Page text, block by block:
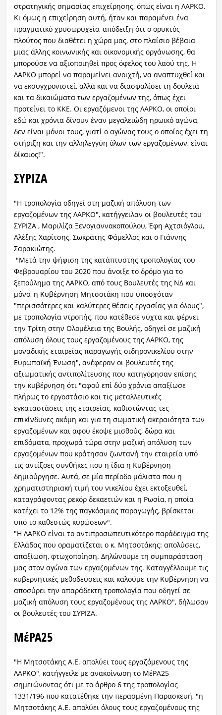
στρατηγικής σημασίας επιχείρησης, όπως είναι η ΛΑΡΚΟ.
Κι όμως η επιχείρηση αυτή, ήταν και παραμένει ένα
πραγματικό χρυσωρυχείο, απόδειξη ότι ο ορυκτός
πλούτος που διαθέτει η χώρα μας, στο πλαίσιο βέβαια
μιας άλλης κοινωνικής και οικονομικής οργάνωσης, θα
μπορούσε να αξιοποιηθεί προς όφελος του λαού της. Η
ΛΑΡΚΟ μπορεί να παραμείνει ανοιχτή, να αναπτυχθεί και
να εκσυγχρονιστεί, αλλά και να διασφαλίσει τη δουλειά
και τα δικαιώματα των εργαζομένων της, όπως έχει
προτείνει το ΚΚΕ. Οι εργαζόμενοι της ΛΑΡΚΟ, οι οποίοι
εδώ και χρόνια δίνουν έναν μεγαλειώδη ηρωικό αγώνα,
δεν είναι μόνοι τους, γιατί ο αγώνας τους ο οποίος έχει τη
στήριξη και την αλληλεγγύη όλων των εργαζομένων, είναι
δίκαιος!".
ΣΥΡΙΖΑ
"Η τροπολογία οδηγεί στη μαζική απόλυση των
εργαζομένων της ΛΑΡΚΟ", κατήγγειλαν οι βουλευτές του
ΣΥΡΙΖΑ , Μαριλίζα Ξενογιαννακοπούλου, Έφη Αχτσιόγλου,
Αλέξης Χαρίτσης, Σωκράτης Φάμελλος και ο Γιάννης
Σαρακιώτης.
"Μετά την ψήφιση της κατάπτυστης τροπολογίας του
Φεβρουαρίου του 2020 που άνοιξε το δρόμο για το
ξεπούλημα της ΛΑΡΚΟ, από τους Βουλευτές της ΝΔ και
μόνο, η Κυβέρνηση Μητσοτάκη που υποσχόταν
"περισσότερες και καλύτερες θέσεις εργασίας για όλους",
με τροπολογία ντροπής, που κατέθεσε νύχτα και φέρνει
την Τρίτη στην Ολομέλεια της Βουλής, οδηγεί σε μαζική
απόλυση όλους τους εργαζομένους της ΛΑΡΚΟ, της
μοναδικής εταιρείας παραγωγής σιδηρονικελίου στην
Ευρωπαϊκή Ένωση", ανέφεραν οι βουλευτές της
αξιωματικής αντιπολίτευσης που κατηγόρησαν επίσης
την κυβέρνηση ότι "αφού επί δύο χρόνια απαξίωσε
πλήρως το εργοστάσιο και τις μεταλλευτικές
εγκαταστάσεις της εταιρείας, καθιστώντας τες
επικίνδυνες ακόμη και για τη σωματική ακεραιότητα των
εργαζομένων και αφού έκοψε μισθούς, δώρα και
επιδόματα, προχωρά τώρα στην μαζική απόλυση των
εργαζομένων που κράτησαν ζωντανή την εταιρεία υπό
τις αντίξοες συνθήκες που η ίδια η Κυβέρνηση
δημιούργησε. Αυτά, σε μία περίοδο μάλιστα που η
χρηματιστηριακή τιμή του νικελίου έχει εκτοξευθεί,
καταγράφοντας ρεκόρ δεκαετιών και η Ρωσία, η οποία
κατέχει το 12% της παγκόσμιας παραγωγής, βρίσκεται
υπό το καθεστώς κυρώσεων".
"Η ΛΑΡΚΟ είναι το αντιπροσωπευτικότερο παράδειγμα της
Ελλάδας που οραματίζεται ο κ. Μητσοτάκης: απολύσεις,
απαξίωση, φτωχοποίηση. Δηλώνουμε τη συμπαράσταση
μας στον αγώνα των εργαζομένων της. Καταγγέλλουμε τις
κυβερνητικές μεθοδεύσεις και καλούμε την Κυβέρνηση να
αποσύρει την απαράδεκτη τροπολογία που οδηγεί σε
μαζική απόλυση τους εργαζομένους της ΛΑΡΚΟ", δήλωσαν
οι βουλευτές του ΣΥΡΙΖΑ.
ΜέΡΑ25
"Η Μητσοτάκης Α.Ε. απολύει τους εργαζόμενους της
ΛΑΡΚΟ", κατήγγειλε με ανακοίνωση το ΜέΡΑ25
σημειώνοντας ότι με το άρθρο 6 της τροπολογίας
1331/196 που κατατέθηκε την περασμένη Παρασκευή, "η
Μητσοτάκης Α.Ε. απολύει όλους τους εργαζομένους της